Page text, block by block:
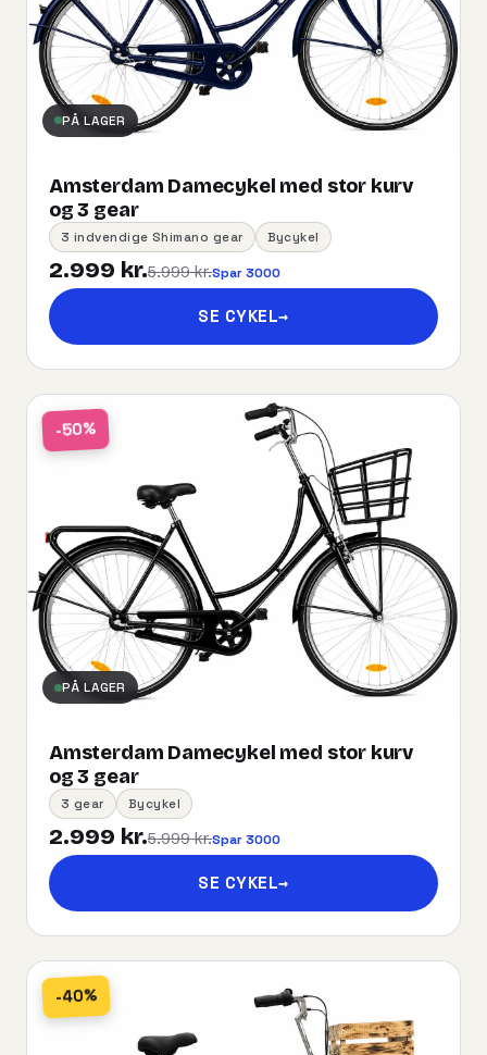
PÅ LAGER
Amsterdam Damecykel med stor kurv
og 3 gear
3 indvendige Shimano gear Bycykel
2.999 kr.5.999 kr.Spar 3000
SE CYKEL→
-50%
PÅ LAGER
Amsterdam Damecykel med stor kurv
og 3 gear
3 gear Bycykel
2.999 kr.5.999 kr.Spar 3000
SE CYKEL→
-40%